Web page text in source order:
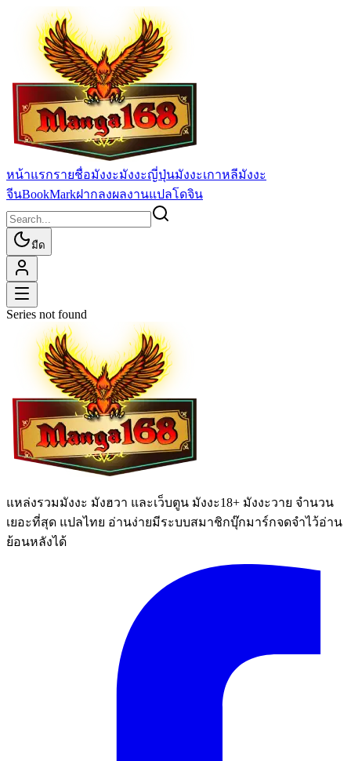
หน้าแรกรายชื่อมังงะมังงะญี่ปุ่นมังงะเกาหลีมังงะ
จีนBookMarkฝากลงผลงานแปลโดจิน
มืด
Series not found
แหล่งรวมมังงะ มังฮวา และเว็บตูน มังงะ18+ มังงะวาย จำนวน
เยอะที่สุด แปลไทย อ่านง่ายมีระบบสมาชิกบุ๊กมาร์กจดจำไว้อ่าน
ย้อนหลังได้